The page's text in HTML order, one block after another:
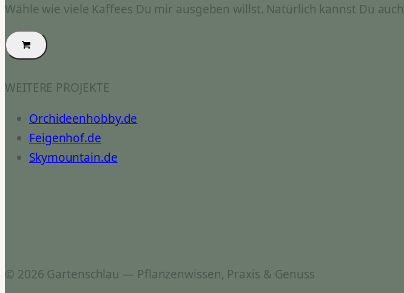
Wähle wie viele Kaffees Du mir ausgeben willst. Natürlich kannst Du
WEITERE PROJEKTE
Orchideenhobby.de
Feigenhof.de
Skymountain.de
© 2026 Gartenschlau — Pflanzenwissen, Praxis & Genuss